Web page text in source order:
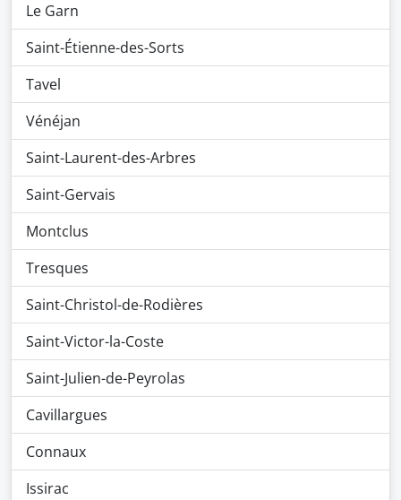
Le Garn
Saint-Étienne-des-Sorts
Tavel
Vénéjan
Saint-Laurent-des-Arbres
Saint-Gervais
Montclus
Tresques
Saint-Christol-de-Rodières
Saint-Victor-la-Coste
Saint-Julien-de-Peyrolas
Cavillargues
Connaux
Issirac